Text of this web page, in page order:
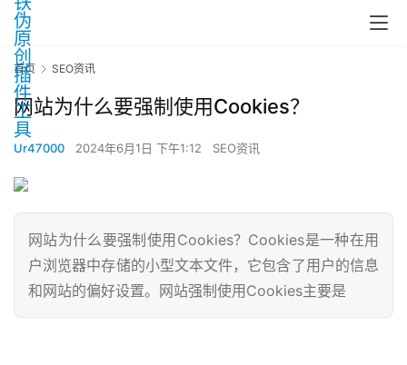
首页 SEO资讯
网站为什么要强制使用Cookies？
Ur47000 2024年6月1日 下午1:12 SEO资讯
网站为什么要强制使用Cookies？Cookies是一种在用
户浏览器中存储的小型文本文件，它包含了用户的信息
和网站的偏好设置。网站强制使用Cookies主要是